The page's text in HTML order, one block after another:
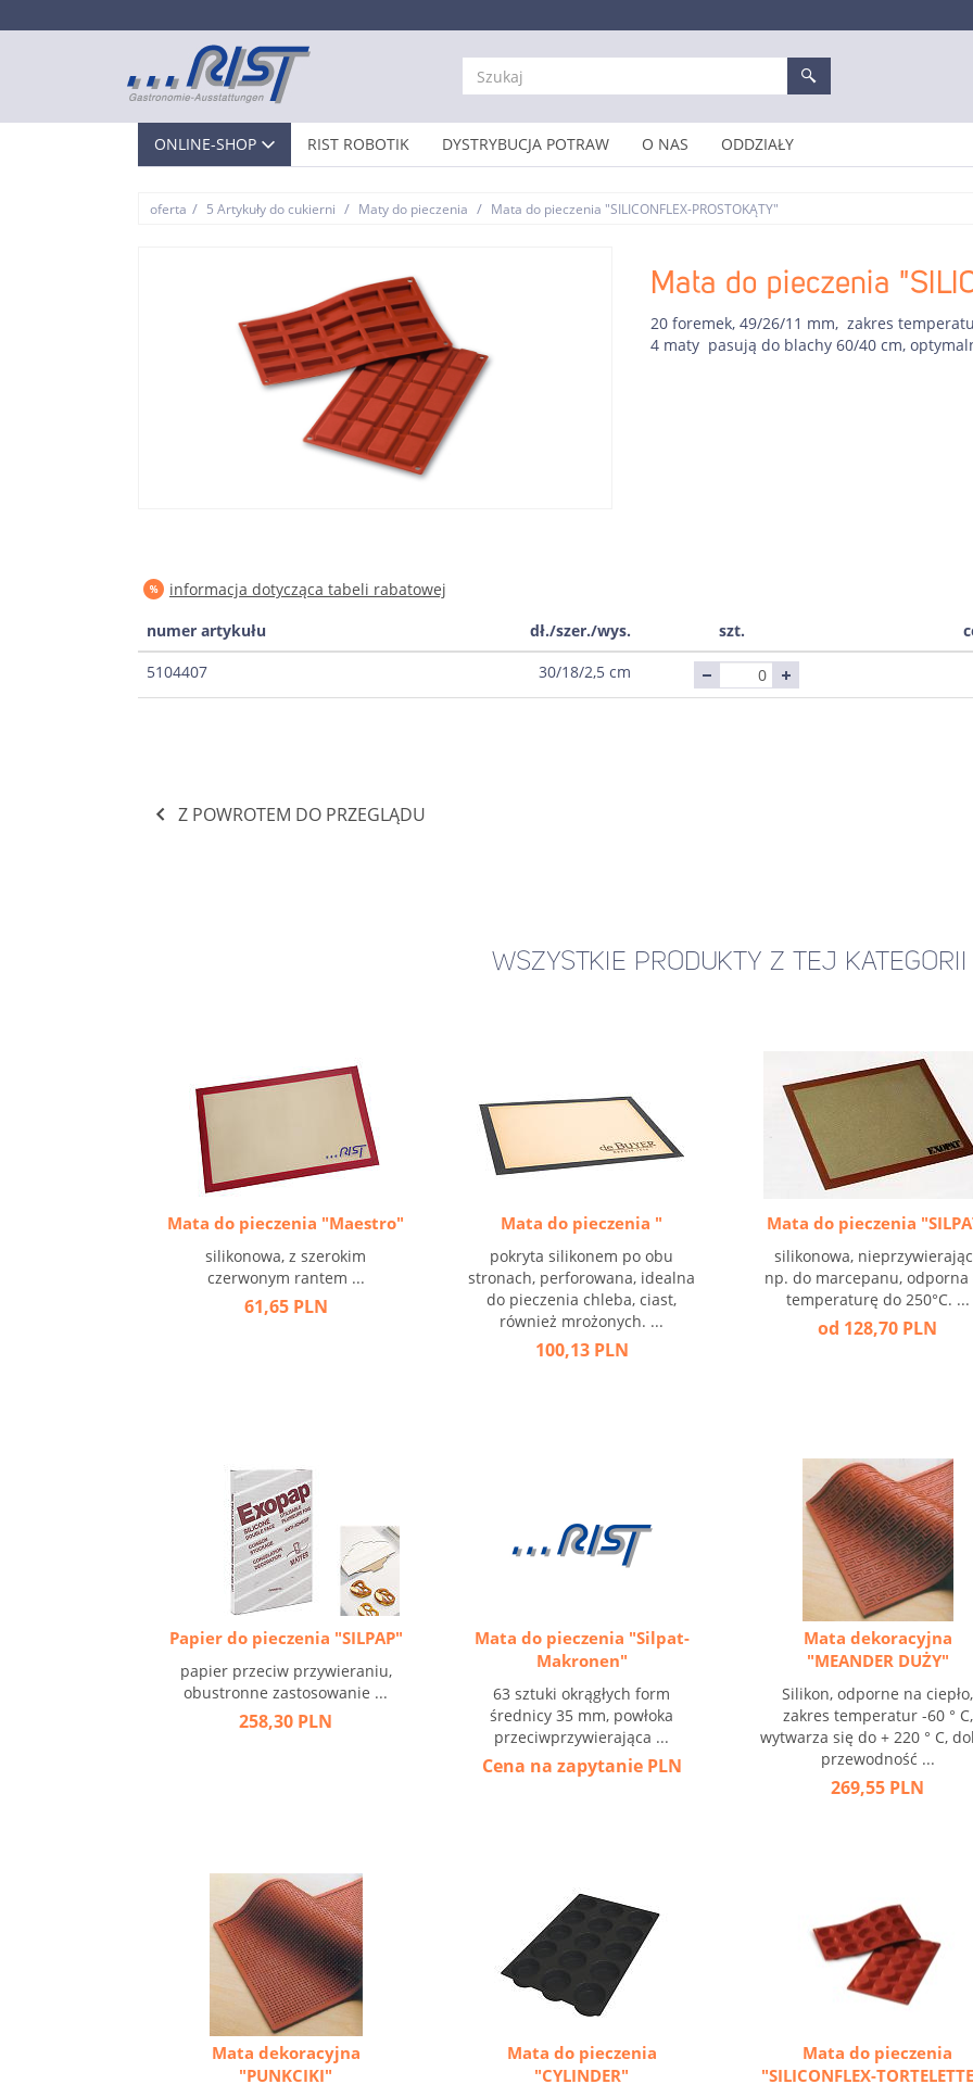
ONLINE-SHOP RIST ROBOTIK DYSTRYBUCJA POTRAW O NAS ODDZIAŁY
oferta / 5 Artykuły do cukierni / Maty do pieczenia / Mata do pieczenia "SILICONFLEX-PROSTOKĄTY"
Mata do pieczenia
20 foremek, 49/26/11 mm, zakres
4 maty pasują do blachy 60/40 cm,
informacja dotycząca tabeli rabatowej
numer artykułu
dł./szer./wys. szt.
5104407
30/18/2,5 cm
Z POWROTEM DO PRZEGLĄDU
WSZYSTKIE PRODUKTY Z TEJ KATEGORII
Mata do pieczenia "Maestro"
silikonowa, z szerokim
czerwonym rantem ...
61,65 PLN
Mata do pieczenia "
pokryta silikonem po obu
stronach, perforowana, idealna
do pieczenia chleba, ciast,
również mrożonych. ...
100,13 PLN
Mata do pieczenia
silikonowa,
np. do marcepanu, odporna
temperaturę do 250°C. ...
od 128,70 PLN
Papier do pieczenia "SILPAP"
papier przeciw przywieraniu,
obustronne zastosowanie ...
258,30 PLN
Mata do pieczenia "Silpat-
Makronen"
63 sztuki okrągłych form
średnicy 35 mm, powłoka
przeciwprzywierająca ...
Cena na zapytaniePLN
Mata dekoracyjna
"MEANDER DUŻY"
Silikon, odporne na ciepło,
zakres temperatur -60 ° C,
wytwarza się do + 220 ° C,
przewodność ...
269,55 PLN
Mata dekoracyjna
"PUNKCIKI"
Mata do pieczenia
"CYLINDER"
Mata do pieczenia
"SILICONFLEX-